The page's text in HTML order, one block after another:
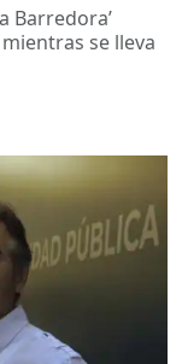
Barredora’
se lleva